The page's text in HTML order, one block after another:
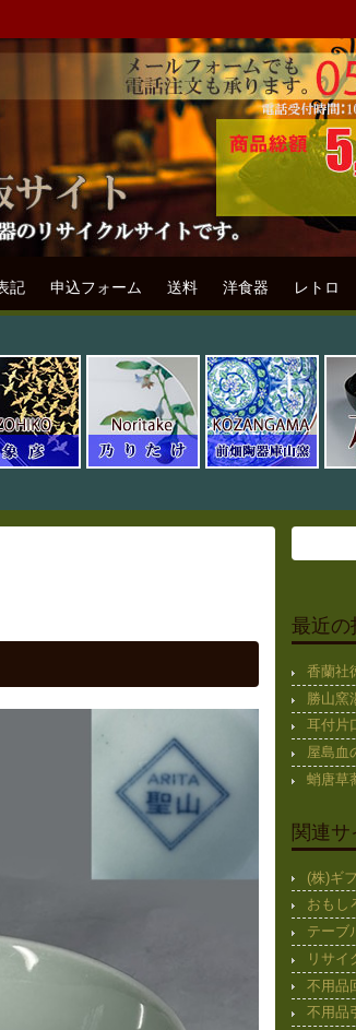
店フリマート
です。
記 申込フォーム 送料 洋食器 レトロ
最近の
香蘭社
勝山窯
耳付片
屋島血
蛸唐草
関連サ
(株)ギ
おもし
テーブ
リサイ
不用品
不用品